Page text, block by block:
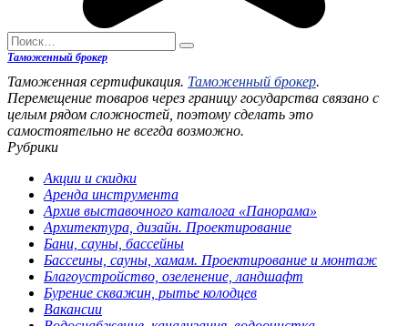
Search
for:
Таможенный брокер
Таможенная сертификация. Таможенный брокер.
Перемещение товаров через границу государства связано с
целым рядом сложностей, поэтому сделать это
самостоятельно не всегда возможно.
Рубрики
Акции и скидки
Аренда инструмента
Архив выставочного каталога «Панорама»
Архитектура, дизайн. Проектирование
Бани, сауны, бассейны
Бассеины, сауны, хамам. Проектирование и монтаж
Благоустройство, озеленение, ландшафт
Бурение скважин, рытье колодцев
Вакансии